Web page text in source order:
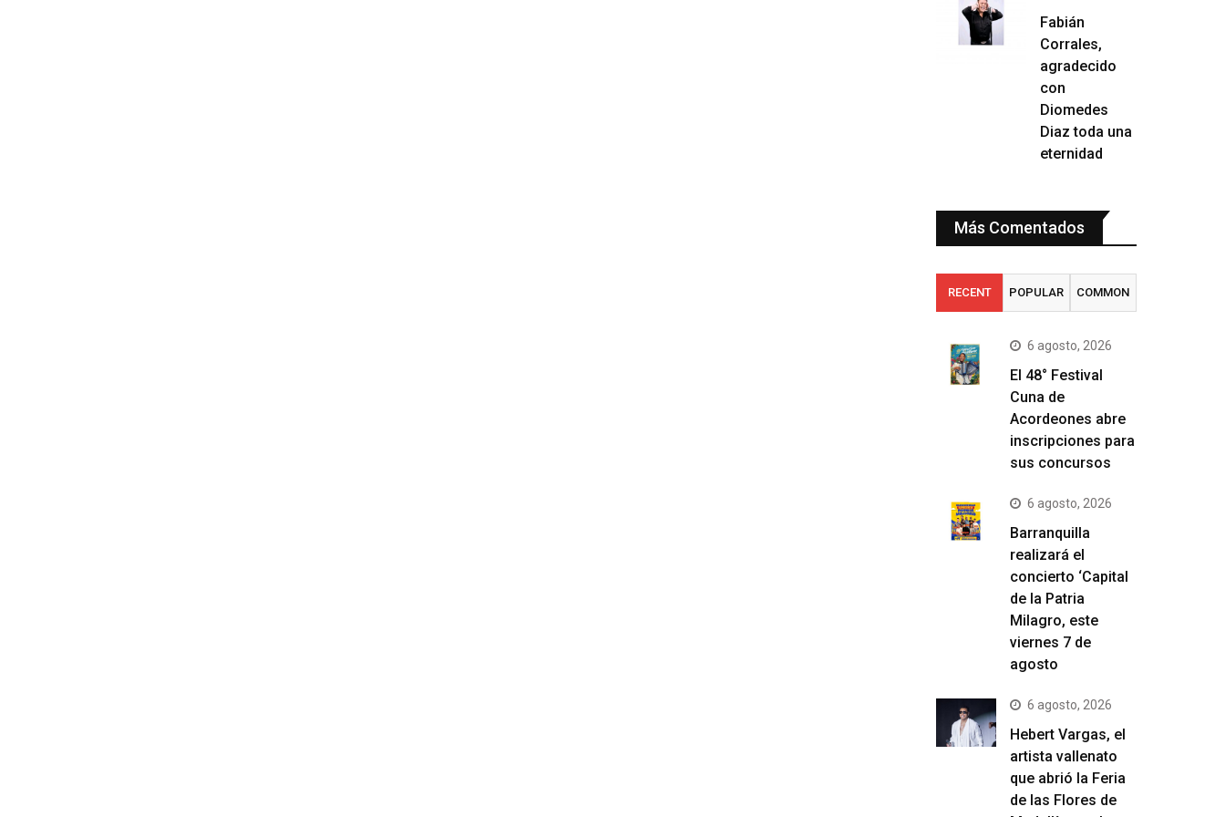
Fabián
Corrales,
agradecido
con
Diomedes
Diaz toda una
eternidad
Más Comentados
RECENT POPULAR COMMON
6 agosto, 2026
El 48° Festival
Cuna de
Acordeones abre
inscripciones para
sus concursos
6 agosto, 2026
Barranquilla
realizará el
concierto ‘Capital
de la Patria
Milagro, este
viernes 7 de
agosto
6 agosto, 2026
Hebert Vargas, el
artista vallenato
que abrió la Feria
de las Flores de